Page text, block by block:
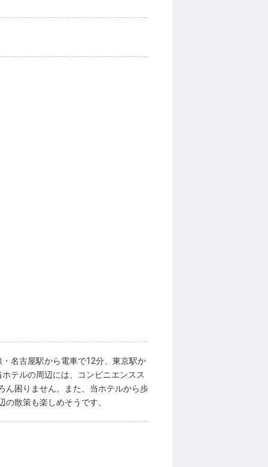
名古屋駅から電車で12分、東京駅か
テルの周辺には、コンビニエンスス
ん困りません。また、当ホテルから歩
散策も楽しめそうです。